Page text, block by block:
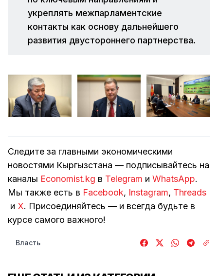
укреплять межпарламентские
контакты как основу дальнейшего
развития двустороннего партнерства.
Следите за главными экономическими
новостями Кыргызстана — подписывайтесь на
каналы Economist.kg в Telegram и WhatsApp.
Мы также есть в Facebook, Instagram, Threads
и Х. Присоединяйтесь — и всегда будьте в
курсе самого важного!
Власть